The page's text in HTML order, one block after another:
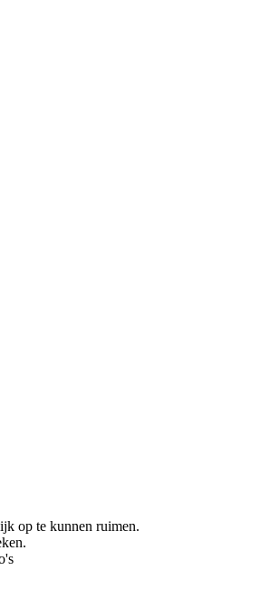
op te kunnen ruimen.